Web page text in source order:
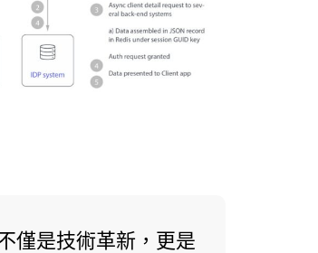
僅是技術革新，更是